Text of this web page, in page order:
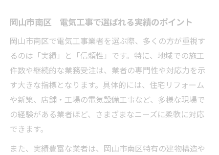
岡山市南区 電気工事で選ばれる実績のポイント
岡山市南区で電気工事業者を選ぶ際、多くの方が重視す
るのは「実績」と「信頼性」です。特に、地域での施工
件数や継続的な業務受注は、業者の専門性や対応力を示
す大きな指標となります。具体的には、住宅リフォーム
や新築、店舗・工場の電気設備工事など、多様な現場で
の経験がある業者ほど、さまざまなニーズに柔軟に対応
できます。
また、実績豊富な業者は、岡山市南区特有の建物構造や